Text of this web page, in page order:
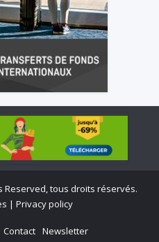
Reserved, tous droits réservés.
| Privacy policy
Contact Newsletter